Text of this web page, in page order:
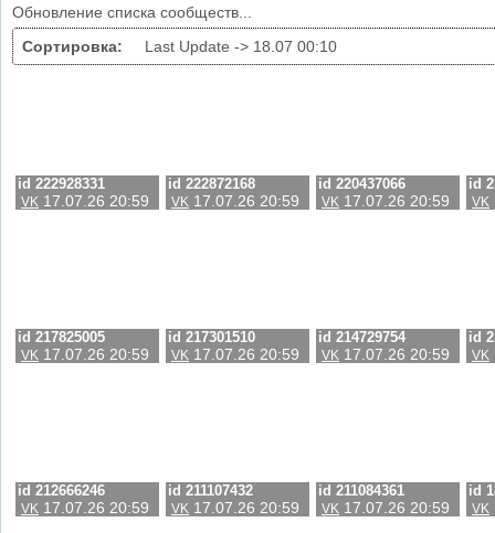
Обновление списка сообществ...
Сортировка: Last Update -> 18.07 00:10
id 222928331
VK 17.07.26 20:59
id 222872168
VK 17.07.26 20:59
id 220437066
VK 17.07.26 20:59
id
VK
id 217825005
VK 17.07.26 20:59
id 217301510
VK 17.07.26 20:59
id 214729754
VK 17.07.26 20:59
id
VK
id 212666246
VK 17.07.26 20:59
id 211107432
VK 17.07.26 20:59
id 211084361
VK 17.07.26 20:59
id
VK